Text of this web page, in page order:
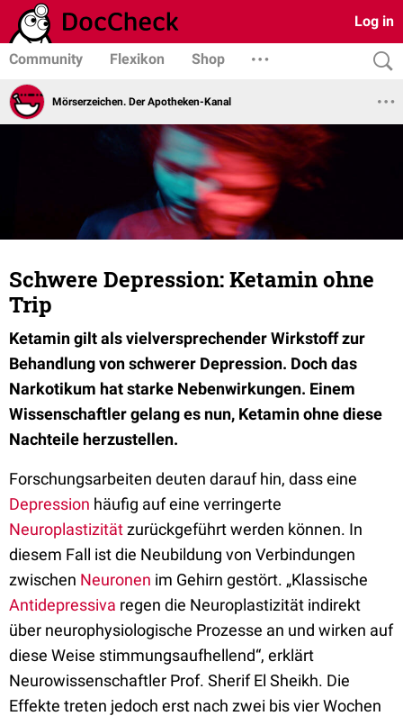
Log in
Community Flexikon Shop
Mörserzeichen. Der Apotheken-Kanal
Schwere Depression: Ketamin ohne
Trip
Ketamin gilt als vielversprechender Wirkstoff zur
Behandlung von schwerer Depression. Doch das
Narkotikum hat starke Nebenwirkungen. Einem
Wissenschaftler gelang es nun, Ketamin ohne diese
Nachteile herzustellen.
Forschungsarbeiten deuten darauf hin, dass eine
Depression häufig auf eine verringerte
Neuroplastizitätzurückgeführt werden können. In
diesem Fall ist die Neubildung von Verbindungen
zwischen Neuronen im Gehirn gestört. „Klassische
Antidepressiva regen die Neuroplastizität indirekt
über neurophysiologische Prozesse an und wirken auf
diese Weise stimmungsaufhellend“, erklärt
Neurowissenschaftler Prof. Sherif El Sheikh. Die
Effekte treten jedoch erst nach zwei bis vier Wochen